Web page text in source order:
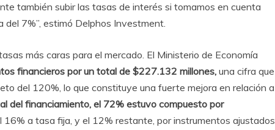
también subir las tasas de interés si tomamos en cuenta
del 7%”, estimó Delphos Investment.
más caras para el mercado. El Ministerio de Economía
financieros por un total de $227.132 millones, una cifra que
del 120%, lo que constituye una fuerte mejora en relación a
del financiamiento, el 72% estuvo compuesto por
16% a tasa fija, y el 12% restante, por instrumentos ajustados